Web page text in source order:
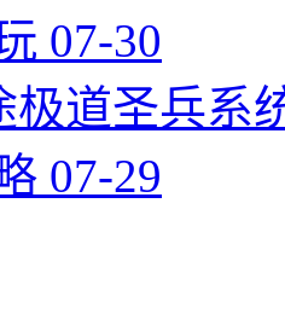
07-30
极道圣兵系
07-29